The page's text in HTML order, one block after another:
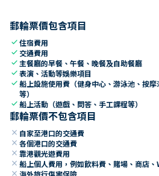
郵輪票價包含項目
check住宿費用
check 交通費用
check 主餐廳的早餐、午餐、晚餐及自助餐廳
check表演、活動等娛樂項目
check船上設施使用費（健身中心、游泳池、按
等）
check船上活動（遊戲、問答、手工課程等）
郵輪票價不包含項目
close 自家至港口的交通費
close 各個港口的交通費
close 靠港觀光遊費用
close 船上個人費用，例如飲料費、賭場、商店
close 海外旅行傷害保險